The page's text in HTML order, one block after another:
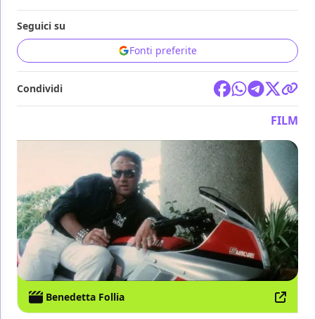
Seguici su
Fonti preferite
Condividi
FILM
Benedetta Follia